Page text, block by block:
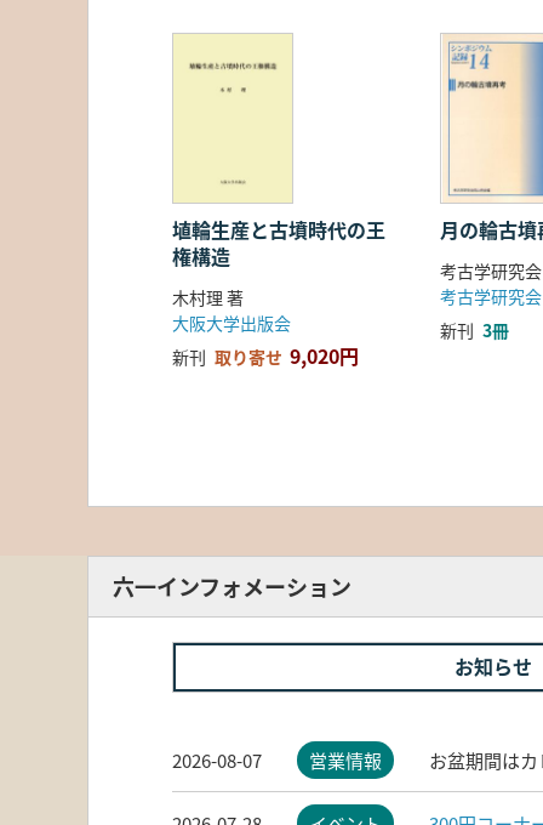
埴輪生産と古墳時代の王
権構造
木村理 著
大阪大学出版会
新刊 取り寄せ 9,020円
月の輪古墳
考古学研究
考古学研究会
新刊 3冊
六一インフォメーション
お知らせ
2026-08-07 営業情報 お盆期間は